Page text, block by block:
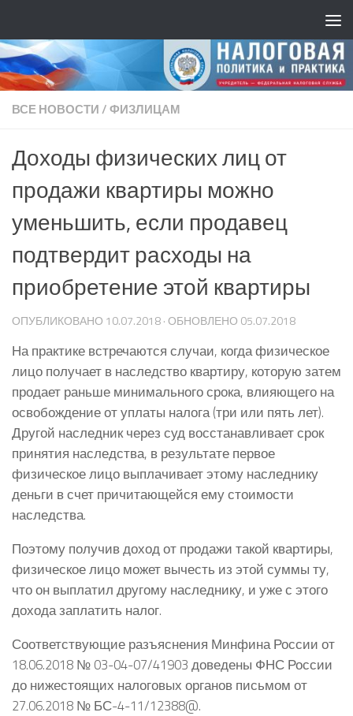
ВСЕ НОВОСТИ/ФИЗЛИЦАМ
Доходы физических лиц от
продажи квартиры можно
уменьшить, если продавец
подтвердит расходы на
приобретение этой квартиры
ОПУБЛИКОВАНО 10.07.2018· ОБНОВЛЕНО 05.07.2018
На практике встречаются случаи, когда физическое
лицо получает в наследство квартиру, которую затем
продает раньше минимального срока, влияющего на
освобождение от уплаты налога (три или пять лет).
Другой наследник через суд восстанавливает срок
принятия наследства, в результате первое
физическое лицо выплачивает этому наследнику
деньги в счет причитающейся ему стоимости
наследства.
Поэтому получив доход от продажи такой квартиры,
физическое лицо может вычесть из этой суммы ту,
что он выплатил другому наследнику, и уже с этого
дохода заплатить налог.
Соответствующие разъяснения Минфина России от
18.06.2018 № 03-04-07/41903 доведены ФНС России
до нижестоящих налоговых органов письмом от
27.06.2018 № БС-4-11/12388@.